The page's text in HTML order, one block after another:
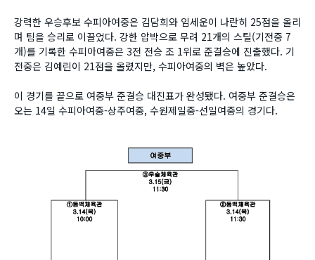
강력한 우승후보 수피아여중은 김담희와 임세운이 나란히 25점을 올리
며 팀을 승리로 이끌었다. 강한 압박으로 무려 21개의 스틸(기전중 7
개)를 기록한 수피아여중은 3전 전승 조 1위로 준결승에 진출했다. 기
전중은 김예린이 21점을 올렸지만, 수피아여중의 벽은 높았다.
이 경기를 끝으로 여중부 준결승 대진표가 완성됐다. 여중부 준결승은
오는 14일 수피아여중-상주여중, 수원제일중-선일여중의 경기다.